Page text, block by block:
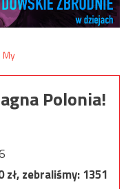
Polonia!
zł, zebraliśmy:1351